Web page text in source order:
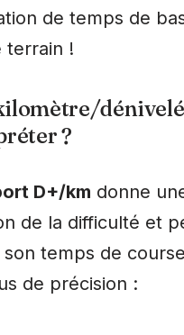
de temps de
terrain !
?
D+/km donne
de la difficulté et
temps de
de précision :